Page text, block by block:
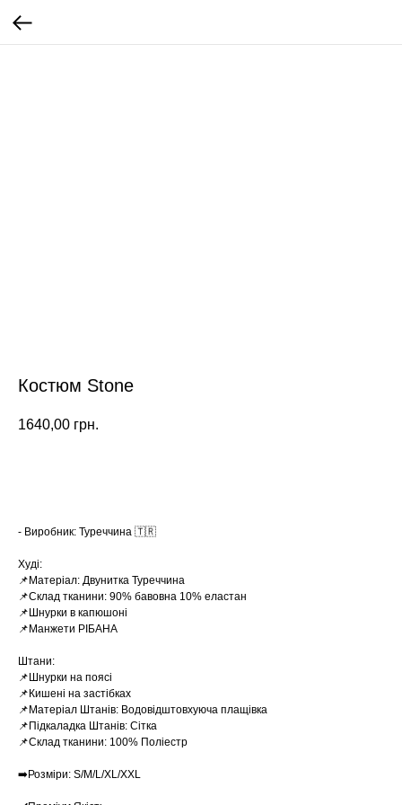
Костюм Stone
1640,00 грн.
- Виробник: Туреччина 🇹🇷
Худі:
📌Матеріал: Двунитка Туреччина
📌Склад тканини: 90% бавовна 10% еластан
📌Шнурки в капюшоні
📌Манжети РІБАНА
Штани:
📌Шнурки на поясі
📌Кишені на застібках
📌Матеріал Штанів: Водовідштовхуюча плащівка
📌Підкаладка Штанів: Сітка
📌Склад тканини: 100% Поліестр
➡️Розміри: S/M/L/XL/XXL